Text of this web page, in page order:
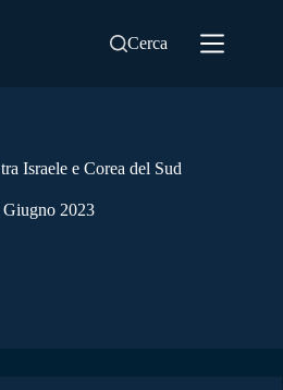
Cerca
Israele e Corea del Sud
Giugno 2023